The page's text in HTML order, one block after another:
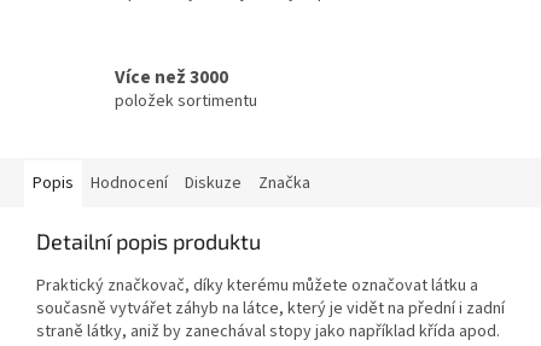
Více než 3000
položek sortimentu
Popis Hodnocení Diskuze Značka
Detailní popis produktu
Praktický značkovač, díky kterému můžete označovat látku a
současně vytvářet záhyb na látce, který je vidět na přední i zadní
straně látky, aniž by zanechával stopy jako například křída apod.